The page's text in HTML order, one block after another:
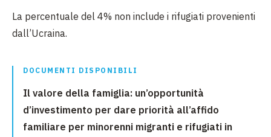
La percentuale del 4% non include i rifugiati provenienti
dall’Ucraina.
DOCUMENTI DISPONIBILI
Il valore della famiglia: un’opportunità
d’investimento per dare priorità all’affido
familiare per minorenni migranti e rifugiati in